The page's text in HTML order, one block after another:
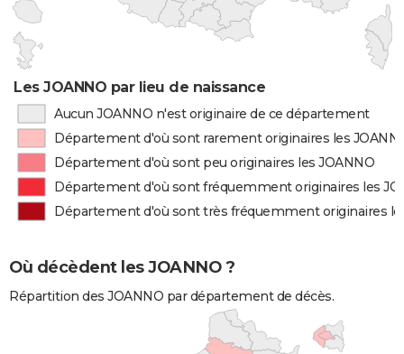
Les JOANNO par lieu de naissance
Aucun JOANNO n'est originaire de ce département
Département d'où sont rarement originaires les
Département d'où sont peu originaires les JOANNO
Département d'où sont fréquemment originaires les
Département d'où sont très fréquemment originaires
Où décèdent les JOANNO ?
Répartition des JOANNO par département de décès.